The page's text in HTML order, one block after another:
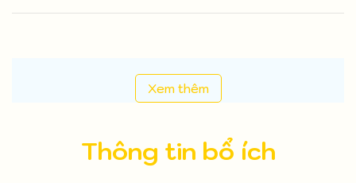
Xem thêm
Thông tin bổ ích